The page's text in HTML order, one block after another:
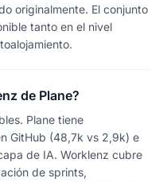
originalmente. El conjunto
tanto en el nivel
de Plane?
Plane tiene
GitHub (48,7k vs 2,9k) e
de IA. Worklenz cubre
de sprints,